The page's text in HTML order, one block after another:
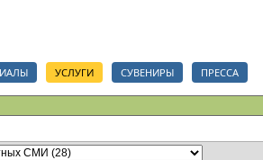
УСЛУГИ СУВЕНИРЫ ПРЕССА